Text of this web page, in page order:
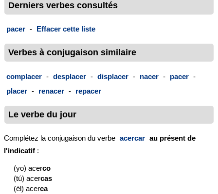
Derniers verbes consultés
pacer - Effacer cette liste
Verbes à conjugaison similaire
complacer - desplacer - displacer - nacer - pacer -
placer - renacer - repacer
Le verbe du jour
Complétez la conjugaison du verbe acercar au présent de
l'indicatif :
(yo) acerco
(tú) acercas
(él) acerca